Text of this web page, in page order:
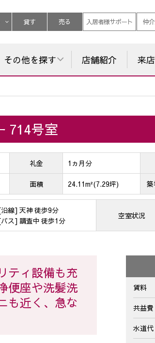
貸す 売る 入居者様サポート 仲
その他を探す 店舗紹介 来
714号室
礼金 1ヵ月分
面積 24.11m²(7.29坪) 築
線] 天神 徒歩9分
ス] 調査中 徒歩1分
空室状況
ティ設備も充
便座や洗髪洗
も近く、急な
賃料
共益費
水道代